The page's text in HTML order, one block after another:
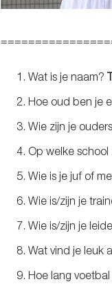
Wat is je naam?
Hoe oud ben je
Wie zijn je
Op welke school
Wie is je juf of
Wie is/zijn je
Wie is/zijn je
Wat vind je leuk
Hoe lang